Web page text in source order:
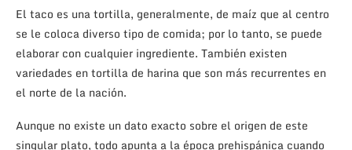
El taco es una tortilla, generalmente, de maíz que al centro
se le coloca diverso tipo de comida; por lo tanto, se puede
elaborar con cualquier ingrediente. También existen
variedades en tortilla de harina que son más recurrentes en
el norte de la nación.
Aunque no existe un dato exacto sobre el origen de este
singular plato, todo apunta a la época prehispánica cuando